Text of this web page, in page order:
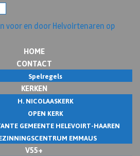
HOME
CONTACT
Spelregels
KERKEN
H. NICOLAASKERK
OPEN KERK
GEMEENTE HELEVOIRT-HAAREN
EMMAUS
V55+